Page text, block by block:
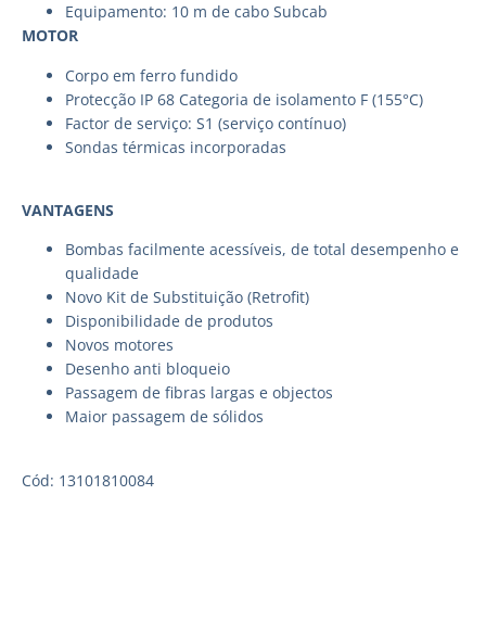
Equipamento: 10 m de cabo Subcab
MOTOR
Corpo em ferro fundido
Protecção IP 68 Categoria de isolamento F (155°C)
Factor de serviço: S1 (serviço contínuo)
Sondas térmicas incorporadas
VANTAGENS
Bombas facilmente acessíveis, de total desempenho e
qualidade
Novo Kit de Substituição (Retrofit)
Disponibilidade de produtos
Novos motores
Desenho anti bloqueio
Passagem de fibras largas e objectos
Maior passagem de sólidos
Cód: 13101810084